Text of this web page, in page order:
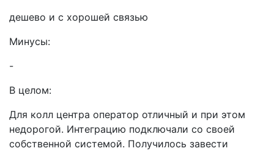
дешево и с хорошей связью
Минусы:
-
В целом:
Для колл центра оператор отличный и при этом
недорогой. Интеграцию подключали со своей
собственной системой. Получилось завести